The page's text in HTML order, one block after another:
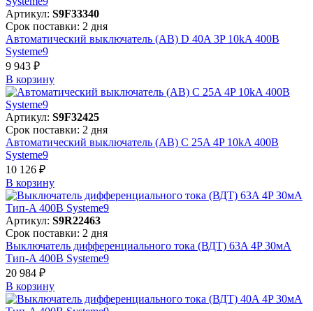
Артикул: S9F33340
Срок поставки: 2 дня
Автоматический выключатель (АВ) D 40A 3P 10kA 400В
Systeme9
9 943 ₽
В корзинy
Артикул: S9F32425
Срок поставки: 2 дня
Автоматический выключатель (АВ) C 25A 4P 10kA 400В
Systeme9
10 126 ₽
В корзинy
Артикул: S9R22463
Срок поставки: 2 дня
Выключатель дифференциального тока (ВДТ) 63A 4P 30мА
Тип-A 400В Systeme9
20 984 ₽
В корзинy